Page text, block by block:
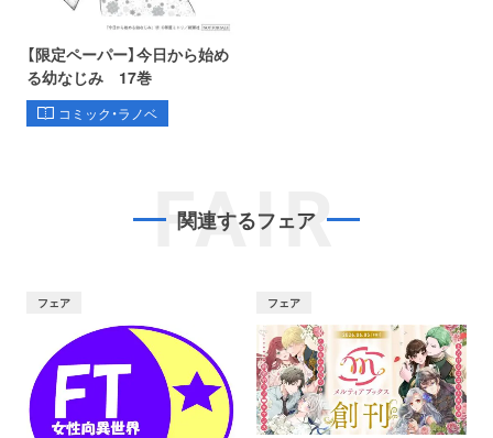
【限定ペーパー】今日から始め
る幼なじみ 17巻
コミック・ラノベ
FAIR
関連するフェア
フェア フェア